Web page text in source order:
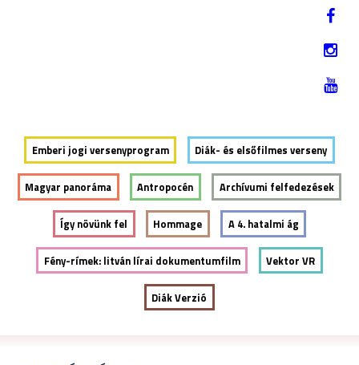
Emberi jogi versenyprogram Diák- és elsőfilmes verseny
Magyar panoráma Antropocén Archívumi felfedezések
Így növünk fel Hommage A 4. hatalmi ág
Fény-rímek: litván lírai dokumentumfilm Vektor VR
Diák Verzió